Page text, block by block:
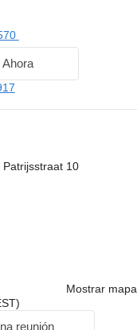
Ahora
10
Mostrar mapa
reunión